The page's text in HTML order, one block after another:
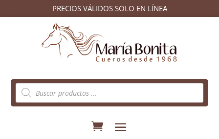
PRECIOS VÁLIDOS SOLO EN LÍNEA
Búsqueda
de
productos